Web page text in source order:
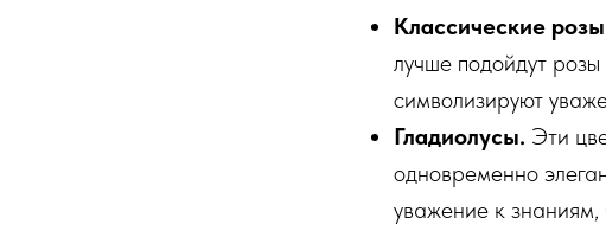
Классические
лучше подойдут
символизируют
Гладиолусы. Эти
одновременно
уважение к знаниям,